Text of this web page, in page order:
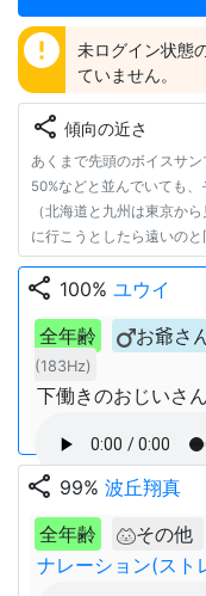
error
未ログイン状態
ていません。
share 傾向の近さ
あくまで先頭のボイスサン
50%などと並んでいても、
（北海道と九州は東京か
に行こうとしたら遠いのと
share 100% ユウイ
全年齢
お爺さ
(183Hz)
下働きのおじいさん
share 99% 波丘翔真
全年齢
その他
ナレーション(スト